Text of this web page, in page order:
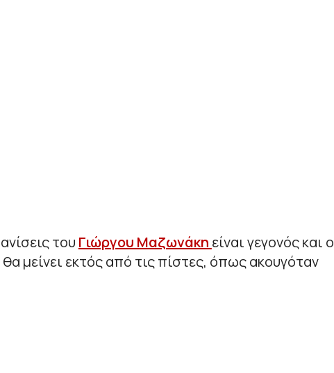
του Γιώργου Μαζωνάκη είναι γεγονός και ο
μείνει εκτός από τις πίστες, όπως ακουγόταν